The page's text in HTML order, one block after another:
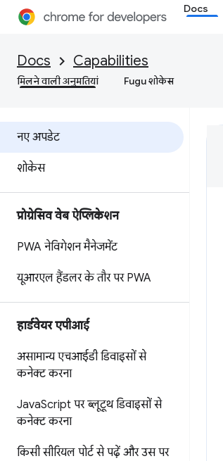
Docs
Docs Capabilities
मिलने वाली अनुमतियां Fugu शोकेस
नए अपडेट
शोकेस
प्रोग्रेसिव वेब ऐप्लिकेशन
PWA नेविगेशन मैनेजमेंट
यूआरएल हैंडलर के तौर पर PWA
हार्डवेयर एपीआई
असामान्य एचआईडी डिवाइसों से
कनेक्ट करना
JavaScript पर ब्लूटूथ डिवाइसों से
कनेक्ट करना
किसी सीरियल पोर्ट से पढ़ें और उस पर